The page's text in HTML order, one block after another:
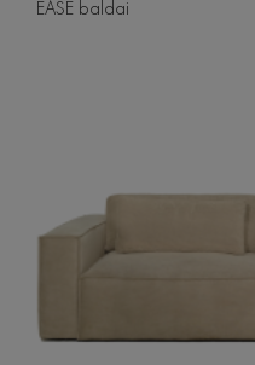
EASE baldai